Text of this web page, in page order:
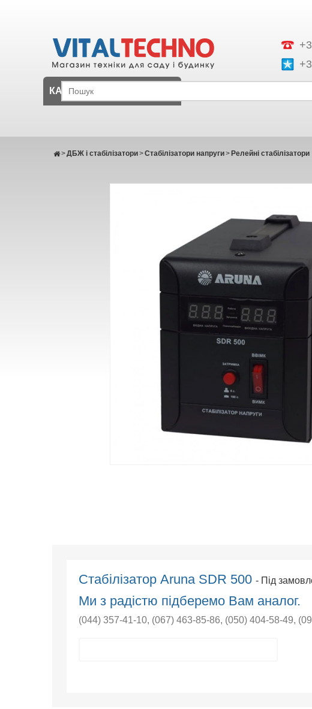
КАТАЛОГ
ДБЖ і стабілізатори
> Стабілізатори напруги
> Релейні стабілізатори
>
Стабілізатор Aruna SDR 500- Під
Ми з радістю підберемо Вам аналог.
(044) 357-41-10, (067) 463-85-86, (050) 404-58-49,